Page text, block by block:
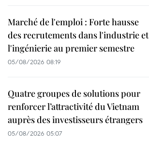
Marché de l'emploi : Forte hausse
des recrutements dans l'industrie et
l'ingénierie au premier semestre
05/08/2026 08:19
Quatre groupes de solutions pour
renforcer l’attractivité du Vietnam
auprès des investisseurs étrangers
05/08/2026 05:07